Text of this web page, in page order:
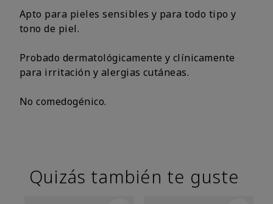
Apto para pieles sensibles y para todo tipo y
tono de piel.
Probado dermatológicamente y clínicamente
para irritación y alergias cutáneas.
No comedogénico.
Quizás también te guste